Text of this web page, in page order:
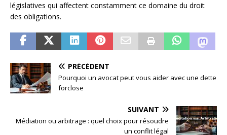
législatives qui affectent constamment ce domaine du droit
des obligations.
PRÉCÉDENT
Pourquoi un avocat peut vous aider avec une dette
forclose
SUIVANT
Médiation ou arbitrage : quel choix pour résoudre
un conflit légal